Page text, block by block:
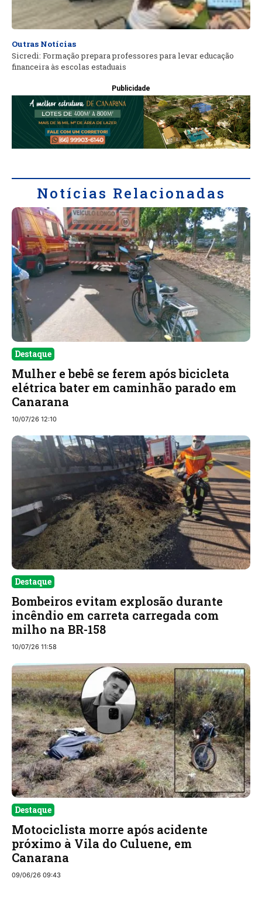
Outras Notícias
Sicredi: Formação prepara professores para levar educação
financeira às escolas estaduais
Publicidade
Notícias Relacionadas
Destaque
Mulher e bebê se ferem após bicicleta
elétrica bater em caminhão parado em
Canarana
10/07/26 12:10
Destaque
Bombeiros evitam explosão durante
incêndio em carreta carregada com
milho na BR-158
10/07/26 11:58
Destaque
Motociclista morre após acidente
próximo à Vila do Culuene, em
Canarana
09/06/26 09:43